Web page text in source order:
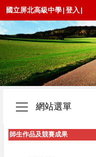
國立屏北高級中學|登入 |
網站選單
師生作品及競賽成果